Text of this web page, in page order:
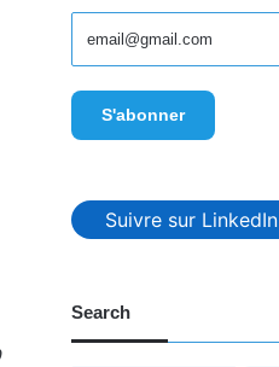
Suivre sur LinkedIn
Search